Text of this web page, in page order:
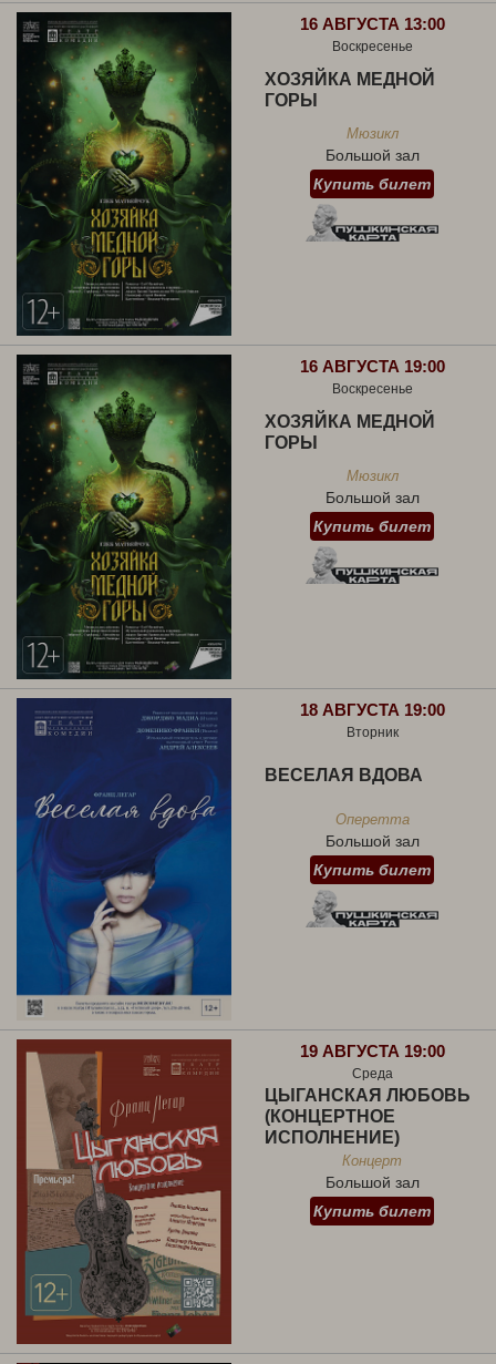
16 АВГУСТА 13:00
Воскресенье
ХОЗЯЙКА МЕДНОЙ
ГОРЫ
Мюзикл
Большой зал
Купить билет
16 АВГУСТА 19:00
Воскресенье
ХОЗЯЙКА МЕДНОЙ
ГОРЫ
Мюзикл
Большой зал
Купить билет
18 АВГУСТА 19:00
Вторник
ВЕСЕЛАЯ ВДОВА
Оперетта
Большой зал
Купить билет
19 АВГУСТА 19:00
Среда
ЦЫГАНСКАЯ ЛЮБОВЬ
(КОНЦЕРТНОЕ
ИСПОЛНЕНИЕ)
Концерт
Большой зал
Купить билет